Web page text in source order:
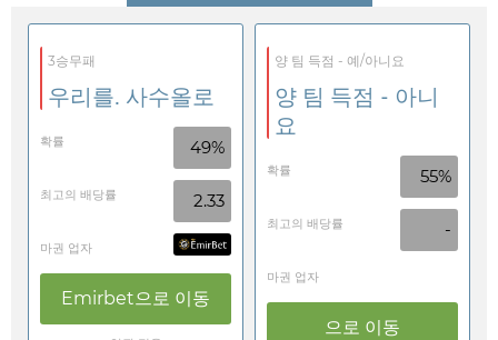
3승무패
우리를. 사수올로
확률 49%
최고의 배당률 2.33
마권 업자
Emirbet으로 이동
양 팀 득점 - 예/아니요
양 팀 득점 - 아니
요
확률 55%
최고의 배당률 -
마권 업자
으로 이동